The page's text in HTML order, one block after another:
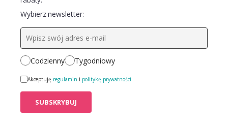
Wybierz newsletter:
Codzienny Tygodniowy
Akceptuję regulamin i politykę prywatności